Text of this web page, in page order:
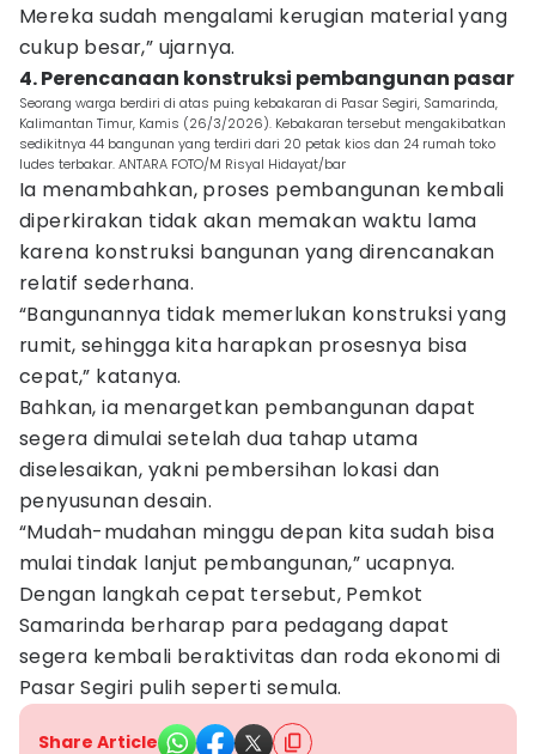
Mereka sudah mengalami kerugian material yang
cukup besar,” ujarnya.
4. Perencanaan konstruksi pembangunan pasar
Seorang warga berdiri di atas puing kebakaran di Pasar Segiri, Samarinda,
Kalimantan Timur, Kamis (26/3/2026). Kebakaran tersebut mengakibatkan
sedikitnya 44 bangunan yang terdiri dari 20 petak kios dan 24 rumah toko
ludes terbakar. ANTARA FOTO/M Risyal Hidayat/bar
Ia menambahkan, proses pembangunan kembali
diperkirakan tidak akan memakan waktu lama
karena konstruksi bangunan yang direncanakan
relatif sederhana.
“Bangunannya tidak memerlukan konstruksi yang
rumit, sehingga kita harapkan prosesnya bisa
cepat,” katanya.
Bahkan, ia menargetkan pembangunan dapat
segera dimulai setelah dua tahap utama
diselesaikan, yakni pembersihan lokasi dan
penyusunan desain.
“Mudah-mudahan minggu depan kita sudah bisa
mulai tindak lanjut pembangunan,” ucapnya.
Dengan langkah cepat tersebut, Pemkot
Samarinda berharap para pedagang dapat
segera kembali beraktivitas dan roda ekonomi di
Pasar Segiri pulih seperti semula.
Share Article